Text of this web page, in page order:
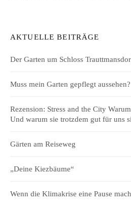
AKTUELLE BEITRÄGE
Der Garten um Schloss
Muss mein Garten gepflegt aussehen?
Rezension: Stress and the City
Und warum sie trotzdem gut für uns
Gärten am Reiseweg
„Deine Kiezbäume“
Wenn die Klimakrise eine Pause